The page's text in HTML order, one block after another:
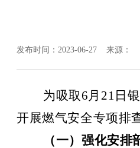
发布时间：2023-06-27 来源：
为吸取6月21日
开展燃气安全专项排
（一）强化安排